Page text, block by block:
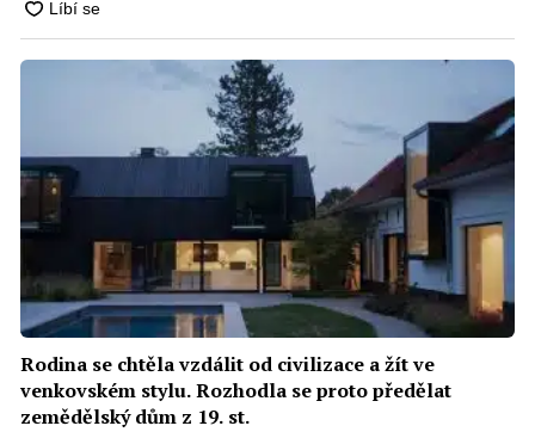
Rodina se chtěla vzdálit od civilizace a žít ve
venkovském stylu. Rozhodla se proto předělat
zemědělský dům z 19. st.